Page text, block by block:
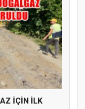
İÇİN İLK